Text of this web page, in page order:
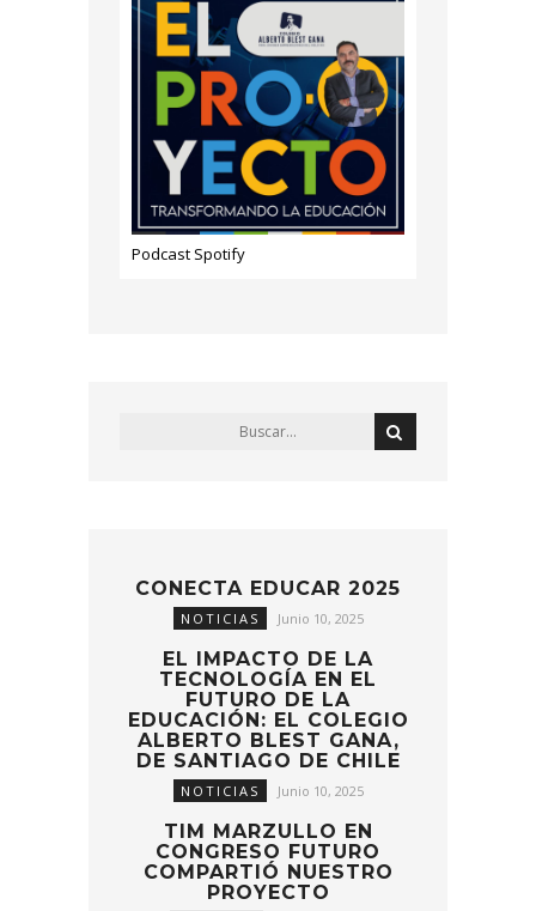
Podcast Spotify
CONECTA EDUCAR 2025
NOTICIAS Junio 10, 2025
EL IMPACTO DE LA
TECNOLOGÍA EN EL
FUTURO DE LA
EDUCACIÓN: EL COLEGIO
ALBERTO BLEST GANA,
DE SANTIAGO DE CHILE
NOTICIAS Junio 10, 2025
TIM MARZULLO EN
CONGRESO FUTURO
COMPARTIÓ NUESTRO
PROYECTO